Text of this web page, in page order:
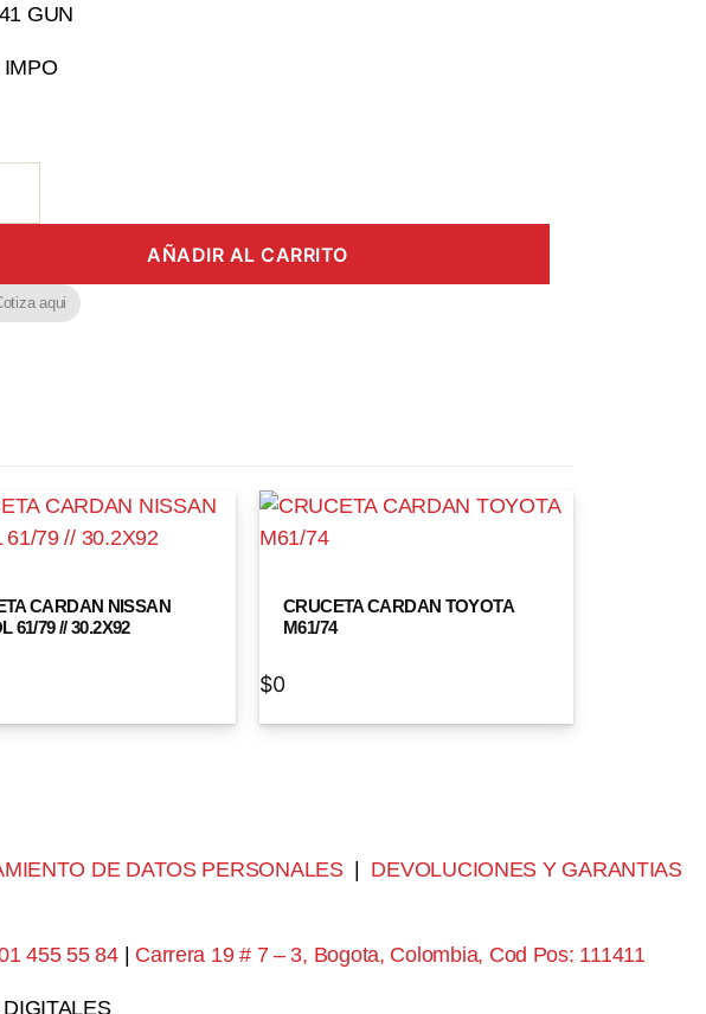
GUN
AÑADIR AL CARRITO
aqui
CARDAN NISSAN
61/79 // 30.2X92
CRUCETA CARDAN TOYOTA
M61/74
$0
DE DATOS PERSONALES| DEVOLUCIONES Y GARANTIAS
455 55 84| Carrera 19 # 7 – 3, Bogota, Colombia, Cod Pos: 111411